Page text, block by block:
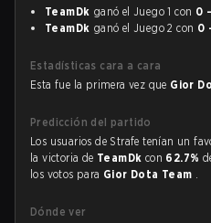
TeamDk ganó el Juego 1 con 0
TeamDk ganó el Juego 2 con 0
Estadísticas cara a cara
Esta fue la primera vez que Gior
Predicción del partido
Los usuarios de Strafe tenían un
la victoria de TeamDk con 62.7%
los votos para Gior Dota Team .
Dónde ver